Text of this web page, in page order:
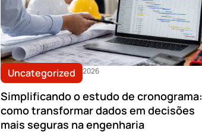
Uncategorized 2026
Simplificando o estudo de cronograma:
como transformar dados em decisões
mais seguras na engenharia